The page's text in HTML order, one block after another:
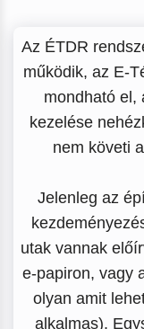
Az ÉTDR
működik, az E-
mondható el,
kezelése
nem követi
Jelenleg az
utak vannak
e-papiron, vagy
olyan amit
alkalmas).